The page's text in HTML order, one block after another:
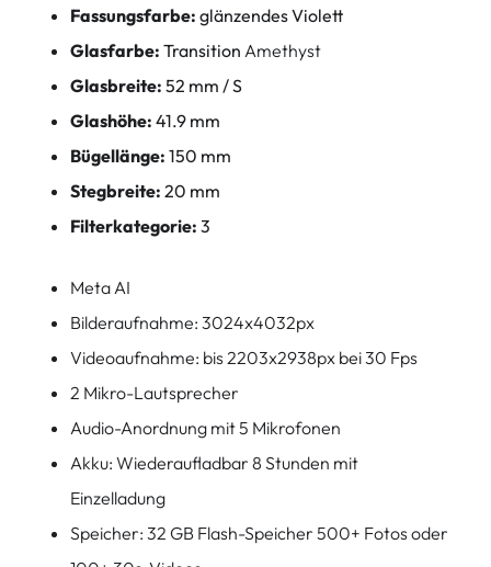
Fassungsfarbe: glänzendes Violett
Glasfarbe: Transition Amethyst
Glasbreite: 52 mm / S
Glashöhe: 41.9 mm
Bügellänge: 150 mm
Stegbreite: 20 mm
Filterkategorie: 3
Meta AI
Bilderaufnahme: 3024x4032px
Videoaufnahme: bis 2203x2938px bei 30 Fps
2 Mikro-Lautsprecher
Audio-Anordnung mit 5 Mikrofonen
Akku: Wiederaufladbar 8 Stunden mit
Einzelladung
Speicher: 32 GB Flash-Speicher 500+ Fotos oder